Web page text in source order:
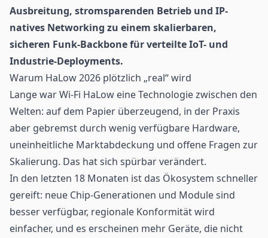
Ausbreitung, stromsparenden Betrieb und IP-
natives Networking zu einem skalierbaren,
sicheren Funk-Backbone für verteilte IoT- und
Industrie-Deployments.
Warum HaLow 2026 plötzlich „real“ wird
Lange war Wi-Fi HaLow eine Technologie zwischen den
Welten: auf dem Papier überzeugend, in der Praxis
aber gebremst durch wenig verfügbare Hardware,
uneinheitliche Marktabdeckung und offene Fragen zur
Skalierung. Das hat sich spürbar verändert.
In den letzten 18 Monaten ist das Ökosystem schneller
gereift: neue Chip-Generationen und Module sind
besser verfügbar, regionale Konformität wird
einfacher, und es erscheinen mehr Geräte, die nicht